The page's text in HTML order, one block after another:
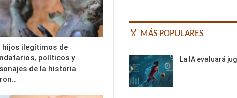
hijos ilegítimos de
políticos y
de la historia
🏅 MÁS POPULARES
La IA evaluará